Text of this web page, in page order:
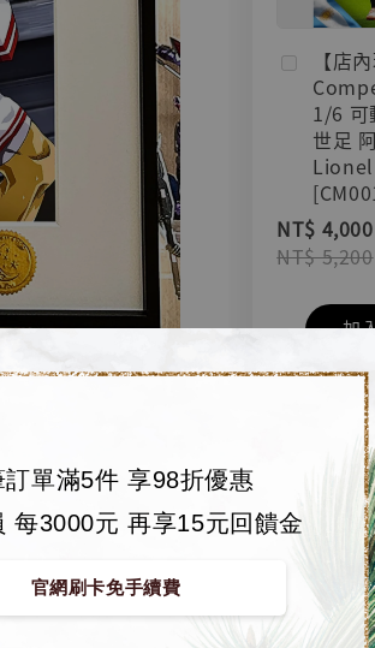
訂單滿5件 享98折優惠
每3000元 再享15元回饋金
官網刷卡免手續費
【店
1/6 可
世足
NT$ 4,000
NT$ 5,200
加